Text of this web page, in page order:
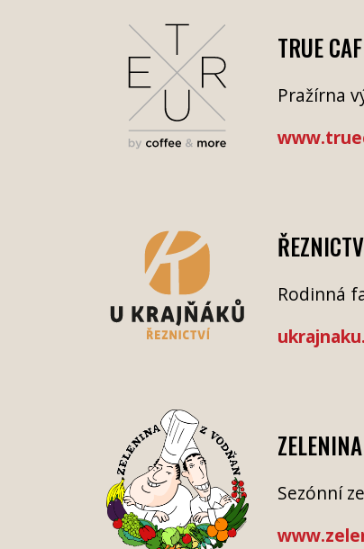
TRUE
Pražírna
Rodinná
Sezónní